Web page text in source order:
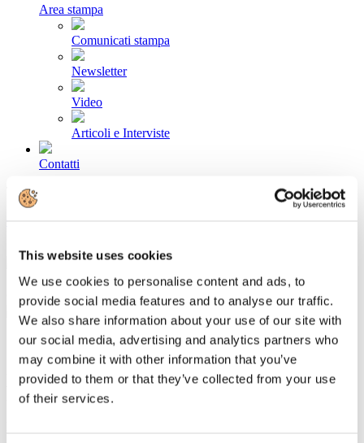
This website uses cookies
We use cookies to personalise content and ads, to
provide social media features and to analyse our traffic.
We also share information about your use of our site with
our social media, advertising and analytics partners who
may combine it with other information that you’ve
provided to them or that they’ve collected from your use
of their services.
Area stampa
Comunicati stampa
Newsletter
Video
Articoli e Interviste
Contatti
Tel. +39 320 57 80 986
Email segreteria@federturismo.it
Come aderire
Cerca...
L'Era dell'Economia Digitale. Le nuove
tecnologie a servizio di tradizione ed